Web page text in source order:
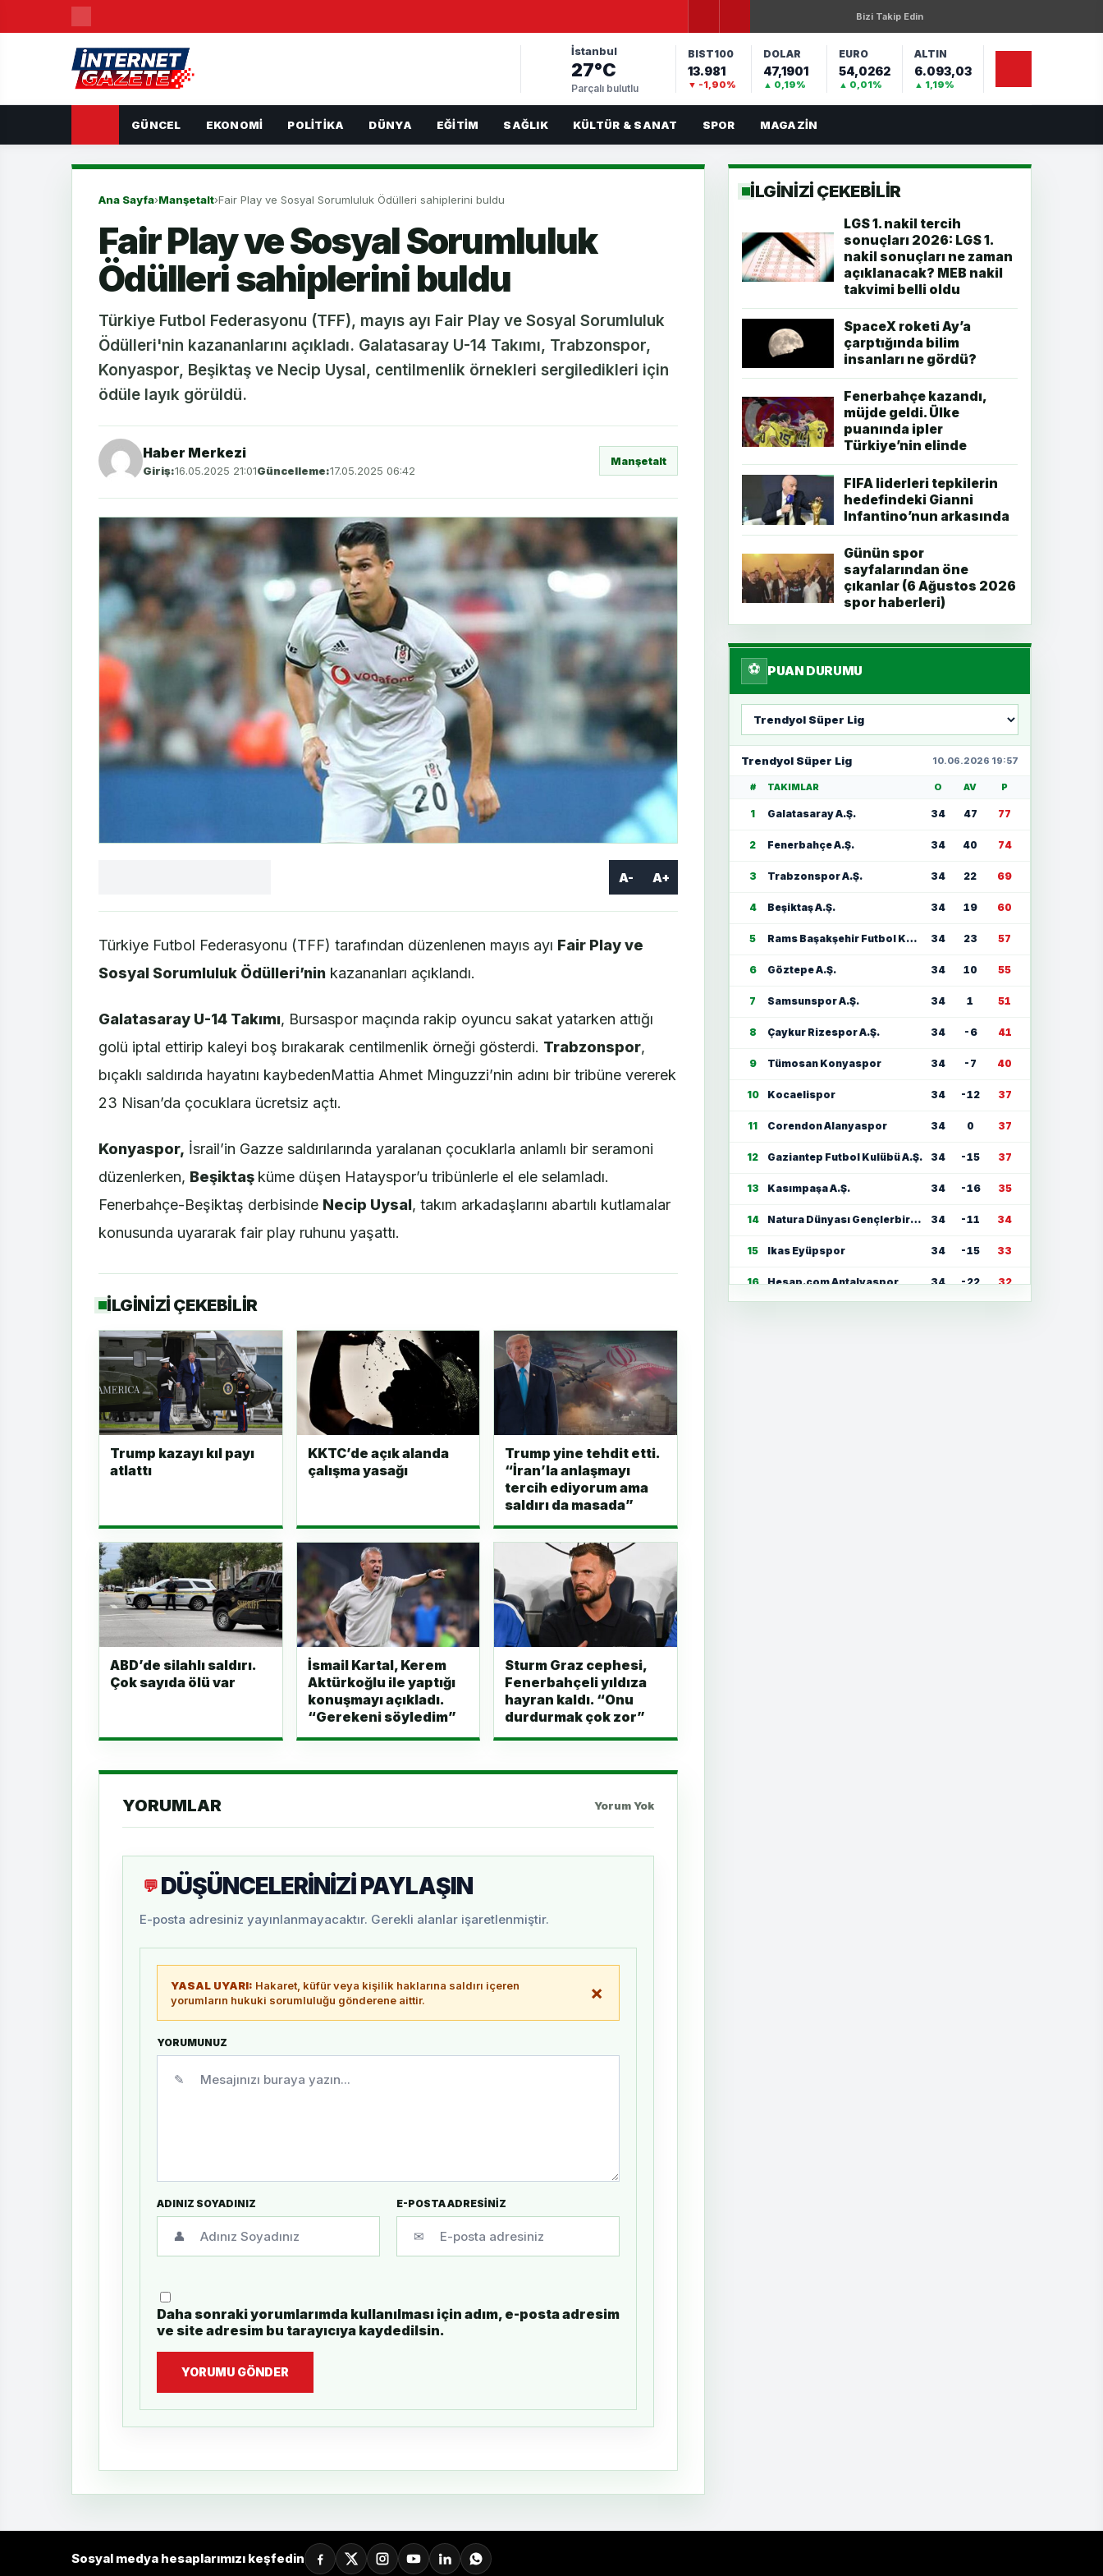
Bizi Takip Edin
İstanbul
27°C
Parçalı bulutlu
BIST100
13.981
▼ -1,90%
DOLAR
47,1901
▲ 0,19%
EURO
54,0262
▲ 0,01%
ALTIN
6.093,03
▲ 1,19%
GÜNCEL EKONOMI POLITIKA DÜNYA EĞITIM SAĞLIK KÜLTÜR & SANAT SPOR MAGAZIN
Ana Sayfa›Manşetalt›Fair Play ve Sosyal Sorumluluk Ödülleri sahiplerini buldu
Fair Play ve Sosyal Sorumluluk
Ödülleri sahiplerini buldu
Türkiye Futbol Federasyonu (TFF), mayıs ayı Fair Play ve Sosyal Sorumluluk
Ödülleri'nin kazananlarını açıkladı. Galatasaray U-14 Takımı, Trabzonspor,
Konyaspor, Beşiktaş ve Necip Uysal, centilmenlik örnekleri sergiledikleri için
ödüle layık görüldü.
Haber Merkezi
Giriş:16.05.2025 21:01Güncelleme:17.05.2025 06:42
Manşetalt
A- A+
Türkiye Futbol Federasyonu (TFF) tarafından düzenlenen mayıs ayı Fair Play ve
Sosyal Sorumluluk Ödülleri’nin kazananları açıklandı.
Galatasaray U-14 Takımı, Bursaspor maçında rakip oyuncu sakat yatarken attığı
golü iptal ettirip kaleyi boş bırakarak centilmenlik örneği gösterdi. Trabzonspor,
bıçaklı saldırıda hayatını kaybedenMattia Ahmet Minguzzi’nin adını bir tribüne vererek
23 Nisan’da çocuklara ücretsiz açtı.
Konyaspor, İsrail’in Gazze saldırılarında yaralanan çocuklarla anlamlı bir seramoni
düzenlerken, Beşiktaş küme düşen Hatayspor’u tribünlerle el ele selamladı.
Fenerbahçe-Beşiktaş derbisinde Necip Uysal, takım arkadaşlarını abartılı kutlamalar
konusunda uyararak fair play ruhunu yaşattı.
İLGİNİZİ ÇEKEBİLİR
Trump kazayı kıl payı
atlattı
KKTC’de açık alanda
çalışma yasağı
Trump yine tehdit etti.
“İran’la anlaşmayı
tercih ediyorum ama
saldırı da masada”
ABD’de silahlı saldırı.
Çok sayıda ölü var
İsmail Kartal, Kerem
Aktürkoğlu ile yaptığı
konuşmayı açıkladı.
“Gerekeni söyledim”
Sturm Graz cephesi,
Fenerbahçeli yıldıza
hayran kaldı. “Onu
durdurmak çok zor”
YORUMLAR Yorum Yok
💬 DÜŞÜNCELERİNİZİ PAYLAŞIN
E-posta adresiniz yayınlanmayacaktır. Gerekli alanlar işaretlenmiştir.
YASAL UYARI: Hakaret, küfür veya kişilik haklarına saldırı içeren
yorumların hukuki sorumluluğu gönderene aittir.
×
YORUMUNUZ
✎
ADINIZ SOYADINIZ
👤
E-POSTA ADRESİNİZ
✉
Daha sonraki yorumlarımda kullanılması için adım, e-posta adresim
ve site adresim bu tarayıcıya kaydedilsin.
YORUMU GÖNDER
İLGİNİZİ ÇEKEBİLİR
LGS 1. nakil tercih
sonuçları 2026: LGS 1.
nakil sonuçları ne zaman
açıklanacak? MEB nakil
takvimi belli oldu
SpaceX roketi Ay’a
çarptığında bilim
insanları ne gördü?
Fenerbahçe kazandı,
müjde geldi. Ülke
puanında ipler
Türkiye’nin elinde
FIFA liderleri tepkilerin
hedefindeki Gianni
Infantino’nun arkasında
Günün spor
sayfalarından öne
çıkanlar (6 Ağustos 2026
spor haberleri)
⚽ PUAN DURUMU
seç
Trendyol Süper Lig 10.06.2026 19:57
# TAKIMLAR O AV P
1 Galatasaray A.Ş. 34 47 77
2 Fenerbahçe A.Ş. 34 40 74
3 Trabzonspor A.Ş. 34 22 69
4 Beşiktaş A.Ş. 34 19 60
5 Rams Başakşehir Futbol Kulübü 34 23 57
6 Göztepe A.Ş. 34 10 55
7 Samsunspor A.Ş. 34 1 51
8 Çaykur Rizespor A.Ş. 34 -6 41
9 Tümosan Konyaspor 34 -7 40
10 Kocaelispor 34 -12 37
11 Corendon Alanyaspor 34 0 37
12 Gaziantep Futbol Kulübü A.Ş. 34 -15 37
13 Kasımpaşa A.Ş. 34 -16 35
14 Natura Dünyası Gençlerbirliği 34 -11 34
15 Ikas Eyüpspor 34 -15 33
16 Hesap.com Antalyaspor 34 -22 32
Sosyal medya hesaplarımızı keşfedin